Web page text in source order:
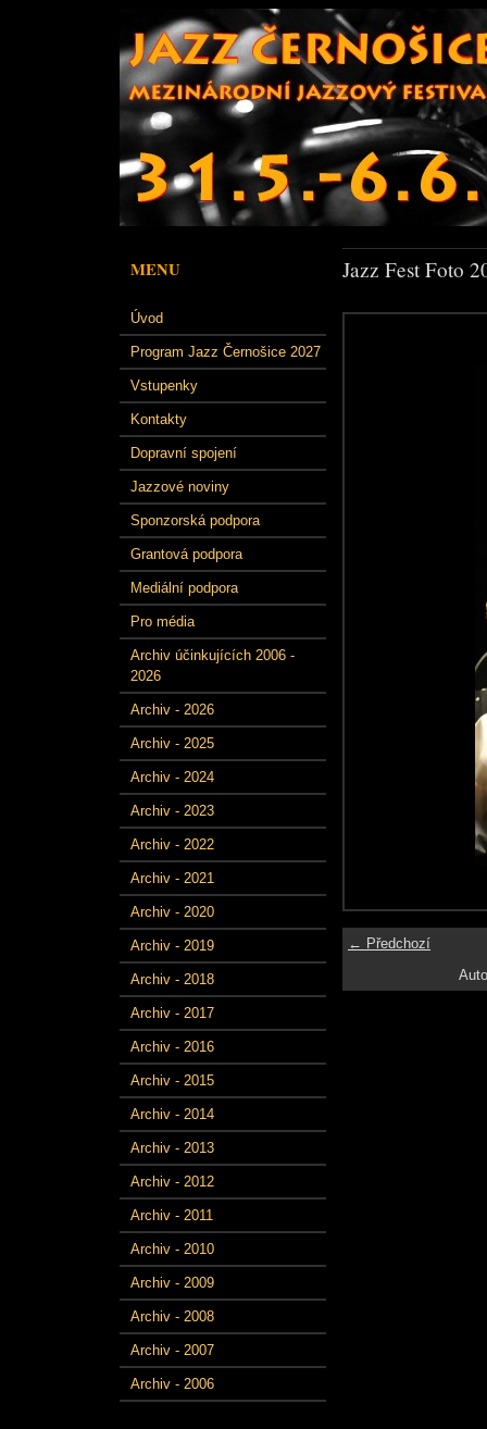
MENU
Úvod
Program Jazz Černošice 2027
Vstupenky
Kontakty
Dopravní spojení
Jazzové noviny
Sponzorská podpora
Grantová podpora
Mediální podpora
Pro média
Archiv účinkujících 2006 -
2026
Archiv - 2026
Archiv - 2025
Archiv - 2024
Archiv - 2023
Archiv - 2022
Archiv - 2021
Archiv - 2020
Archiv - 2019
Archiv - 2018
Archiv - 2017
Archiv - 2016
Archiv - 2015
Archiv - 2014
Archiv - 2013
Archiv - 2012
Archiv - 2011
Archiv - 2010
Archiv - 2009
Archiv - 2008
Archiv - 2007
Archiv - 2006
Jazz Fest Foto
← Předchozí